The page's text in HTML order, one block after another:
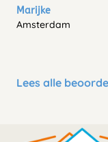
Marijke
Amsterdam
Lees alle